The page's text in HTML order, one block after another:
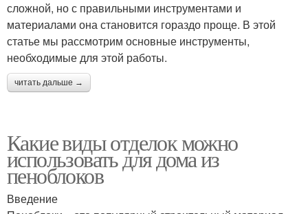
сложной, но с правильными инструментами и
материалами она становится гораздо проще. В этой
статье мы рассмотрим основные инструменты,
необходимые для этой работы.
читать дальше →
Какие виды отделок можно
использовать для дома из
пеноблоков
Введение